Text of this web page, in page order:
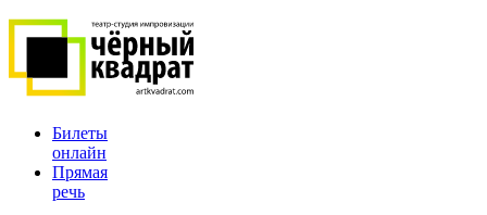
Билеты
онлайн
Прямая
речь